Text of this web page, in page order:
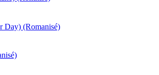
Day) (Romanisé)